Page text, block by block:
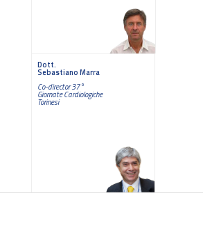
Dott.
Sebastiano Marra
Co-director 37°
Giornate Cardiologiche
Torinesi